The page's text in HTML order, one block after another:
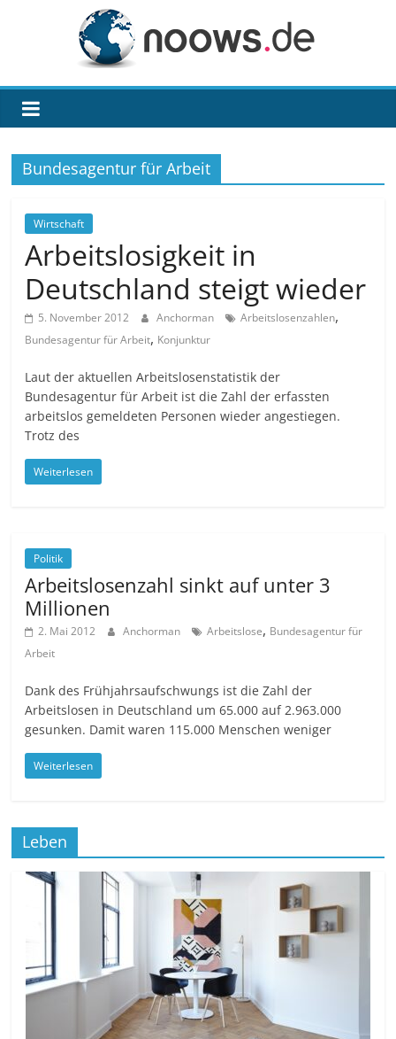
noows.de
Bundesagentur für Arbeit
Wirtschaft
Arbeitslosigkeit in
Deutschland steigt wieder
5. November 2012 Anchorman Arbeitslosenzahlen,
Bundesagentur für Arbeit, Konjunktur
Laut der aktuellen Arbeitslosenstatistik der
Bundesagentur für Arbeit ist die Zahl der erfassten
arbeitslos gemeldeten Personen wieder angestiegen.
Trotz des
Weiterlesen
Politik
Arbeitslosenzahl sinkt auf unter 3
Millionen
2. Mai 2012 Anchorman Arbeitslose, Bundesagentur für
Arbeit
Dank des Frühjahrsaufschwungs ist die Zahl der
Arbeitslosen in Deutschland um 65.000 auf 2.963.000
gesunken. Damit waren 115.000 Menschen weniger
Weiterlesen
Leben